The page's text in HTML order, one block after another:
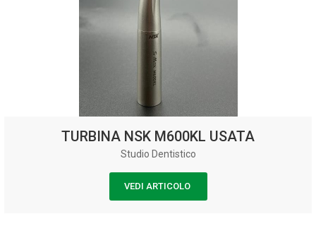
TURBINA NSK M600KL USATA
Studio Dentistico
VEDI ARTICOLO